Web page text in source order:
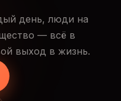
день, люди на
— всё в
выход в жизнь.